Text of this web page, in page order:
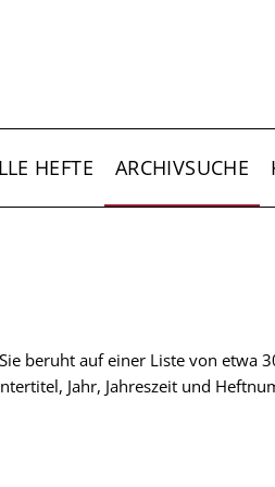
HEFTE ARCHIVSUCHE
beruht auf einer Liste von etwa
Jahr, Jahreszeit und